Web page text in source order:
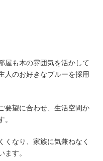
屋も木の雰囲気を活かして
人のお好きなブルーを採用
要望に合わせ、生活空間か
。
くなり、家族に気兼ねなく
ます。